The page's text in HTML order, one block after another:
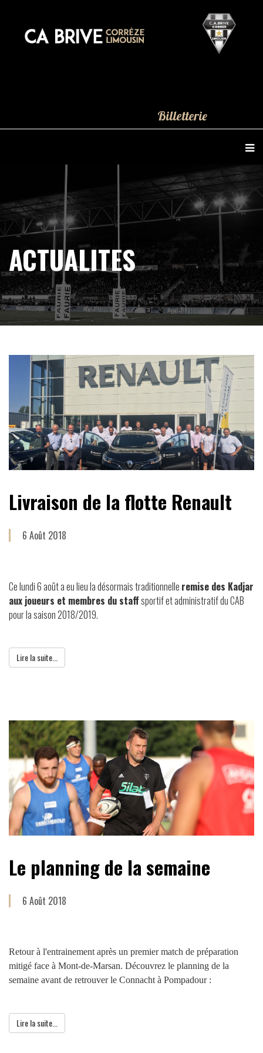
Billetterie
ACTUALITES
Livraison de la flotte Renault
6 Août 2018
Ce lundi 6 août a eu lieu la désormais traditionnelle remise des Kadjar
aux joueurs et membres du staffsportif et administratif du CAB
pour la saison 2018/2019.
Lire la suite...
Le planning de la semaine
6 Août 2018
Retour à l'entrainement après un premier match de préparation
mitigé face à Mont-de-Marsan. Découvrez le planning de la
semaine avant de retrouver le Connacht à Pompadour :
Lire la suite...